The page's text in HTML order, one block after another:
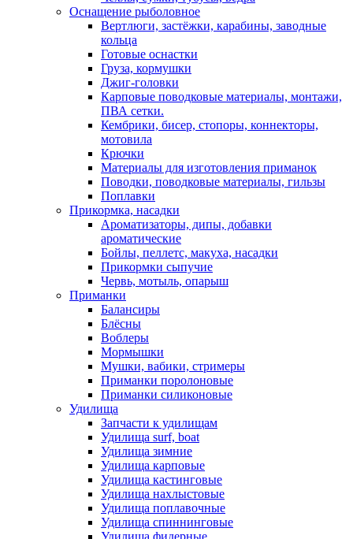
Оснащение рыболовное
Вертлюги, застёжки, карабины, заводные
кольца
Готовые оснастки
Груза, кормушки
Джиг-головки
Карповые поводковые материалы, монтажи,
ПВА сетки.
Кембрики, бисер, стопоры, коннекторы,
мотовила
Крючки
Материалы для изготовления приманок
Поводки, поводковые материалы, гильзы
Поплавки
Прикормка, насадки
Ароматизаторы, дипы, добавки
ароматические
Бойлы, пеллетс, макуха, насадки
Прикормки сыпучие
Червь, мотыль, опарыш
Приманки
Балансиры
Блёсны
Воблеры
Мормышки
Мушки, вабики, стримеры
Приманки поролоновые
Приманки силиконовые
Удилища
Запчасти к удилищам
Удилища surf, boat
Удилища зимние
Удилища карповые
Удилища кастинговые
Удилища нахлыстовые
Удилища поплавочные
Удилища спиннинговые
Удилища фидерные